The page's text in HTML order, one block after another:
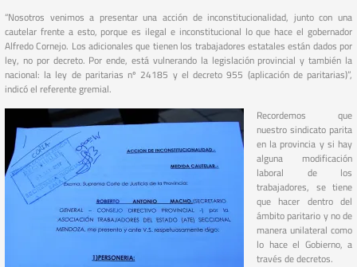
“Nosotros venimos a presentar una acción de inconstitucionalidad, junto con una
cautelar frente a esto, porque es ilegal e inconstitucional lo que hace el gobernador
Alfredo Cornejo. Los adicionales que tienen los trabajadores estatales están dados por
ley, no por decreto. Por ende, está vulnerando la legislación provincial y también la
nacional: la ley de paritarias nº 24185 y el decreto 955 (aplicación de paritarias)”,
indicó el referente gremial.
Recordemos que
nuestro sindicato parita
en la provincia y si hay
alguna modificación
laboral de los
trabajadores, se tiene
que hacer dentro del
ámbito paritario y no de
manera unilateral como
lo hace el Gobierno, a
través de decretos.